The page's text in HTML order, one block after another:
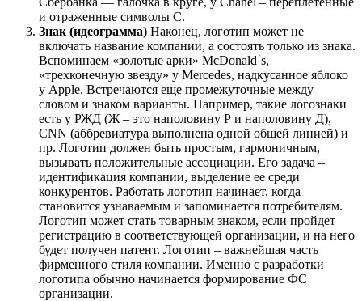
и отраженные символы С.
Знак (идеограмма) Наконец, логотип может не
включать название компании, а состоять только из знака.
Вспоминаем «золотые арки» McDonald΄s,
«трехконечную звезду» у Mercedes, надкусанное яблоко
у Apple. Встречаются еще промежуточные между
словом и знаком варианты. Например, такие логознаки
есть у РЖД (Ж – это наполовину Р и наполовину Д),
CNN (аббревиатура выполнена одной общей линией) и
пр. Логотип должен быть простым, гармоничным,
вызывать положительные ассоциации. Его задача –
идентификация компании, выделение ее среди
конкурентов. Работать логотип начинает, когда
становится узнаваемым и запоминается потребителям.
Логотип может стать товарным знаком, если пройдет
регистрацию в соответствующей организации, и на него
будет получен патент. Логотип – важнейшая часть
фирменного стиля компании. Именно с разработки
логотипа обычно начинается формирование ФС
организации.